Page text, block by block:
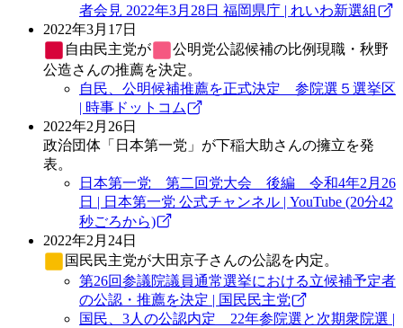
者会見 2022年3月28日 福岡県庁 | れいわ新選組
2022年3月17日
自由民主党が 公明党公認候補の比例現職・秋野
公造さんの推薦を決定。
自民、公明候補推薦を正式決定 参院選５選挙区
| 時事ドットコム
2022年2月26日
政治団体「日本第一党」が下稲大助さんの擁立を発
表。
日本第一党 第二回党大会 後編 令和4年2月26
日 | 日本第一党 公式チャンネル | YouTube (20分42
秒ごろから)
2022年2月24日
国民民主党が大田京子さんの公認を内定。
第26回参議院議員通常選挙における立候補予定者
の公認・推薦を決定 | 国民民主党
国民、3人の公認内定 22年参院選と次期衆院選 |